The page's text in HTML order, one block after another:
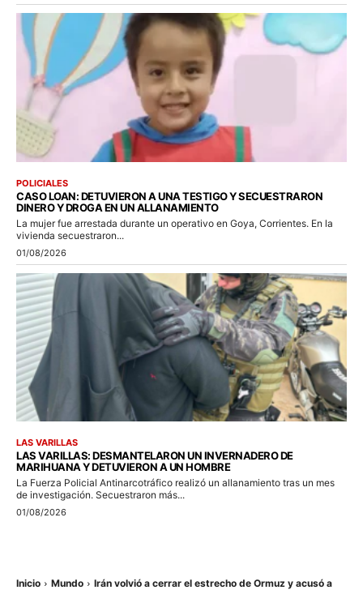
POLICIALES
CASO LOAN: DETUVIERON A UNA TESTIGO Y SECUESTRARON
DINERO Y DROGA EN UN ALLANAMIENTO
La mujer fue arrestada durante un operativo en Goya, Corrientes. En la
vivienda secuestraron...
01/08/2026
LAS VARILLAS
LAS VARILLAS: DESMANTELARON UN INVERNADERO DE
MARIHUANA Y DETUVIERON A UN HOMBRE
La Fuerza Policial Antinarcotráfico realizó un allanamiento tras un mes
de investigación. Secuestraron más...
01/08/2026